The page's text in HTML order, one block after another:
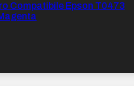
Compatibile Epson T0473